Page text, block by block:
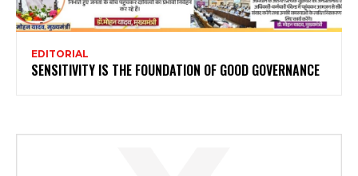
EDITORIAL
SENSITIVITY IS THE FOUNDATION OF GOOD GOVERNANCE